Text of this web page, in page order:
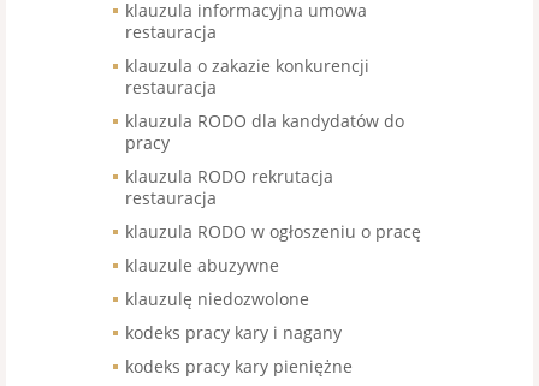
klauzula informacyjna umowa
restauracja
klauzula o zakazie konkurencji
restauracja
klauzula RODO dla kandydatów do
pracy
klauzula RODO rekrutacja
restauracja
klauzula RODO w ogłoszeniu o pracę
klauzule abuzywne
klauzulę niedozwolone
kodeks pracy kary i nagany
kodeks pracy kary pieniężne